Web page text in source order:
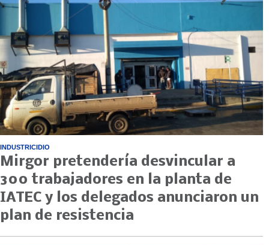
INDUSTRICIDIO
Mirgor pretendería desvincular a
300 trabajadores en la planta de
IATEC y los delegados anunciaron un
plan de resistencia